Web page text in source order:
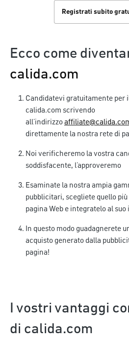
Registrati subito
Ecco come
calida.com
Candidatevi gratuitamente per
calida.com scrivendo
all’indirizzo
direttamente la nostra rete di
Noi verificheremo la vostra
soddisfacente, l’approveremo
Esaminate la nostra ampia
pubblicitari, scegliete quello
pagina Web e integratelo al
In questo modo guadagnerete
acquisto generato dalla
pagina!
I vostri vantaggi
di calida.com